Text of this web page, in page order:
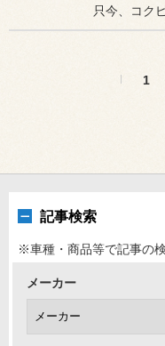
只今、コク
1
記事検索
※車種・商品等で記事の
メーカー